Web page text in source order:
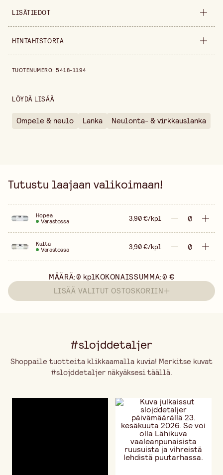
LISÄTIEDOT
Materiaali Viskoosi/Polyesteri
Värivaihtoehto
HINTAHISTORIA
TUOTENUMERO:5418-1194
LÖYDÄ LISÄÄ
Ompele & neulo Lanka Neulonta- & virkkauslanka
Tutustu laajaan valikoimaan!
Hopea
Varastossa 3,90 €/kpl
Kulta
Varastossa 3,90 €/kpl
MÄÄRÄ:0 kplKOKONAISSUMMA:0 €
LISÄÄ VALITUT OSTOSKORIIN
#slojddetaljer
Shoppaile tuotteita klikkaamalla kuvia! Merkitse kuvat
#slojddetaljer näkyäksesi täällä.